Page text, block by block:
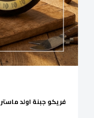
فريكو جبنة اولد ماستر